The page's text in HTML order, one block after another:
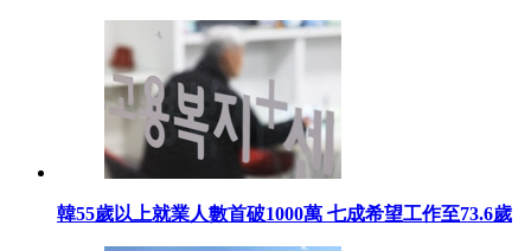
韓55歲以上就業人數首破1000萬 七成希望工作至73.6歲